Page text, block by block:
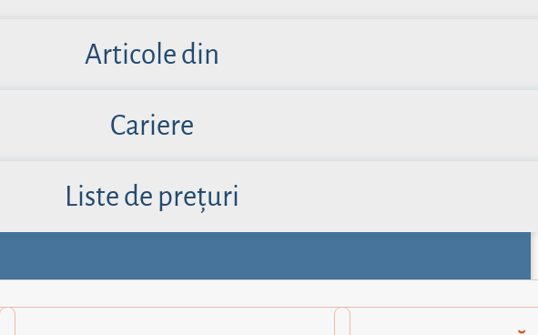
Articole din
Cariere
Liste de prețuri